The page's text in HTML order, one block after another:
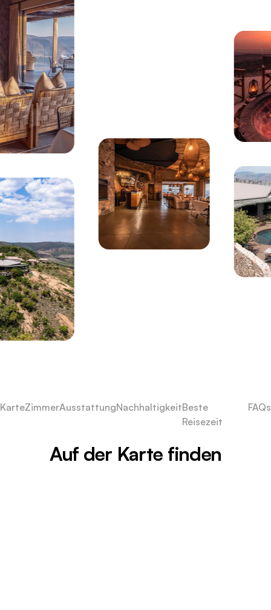
KarteZimmerAusstattungNachhaltigkeitBeste
Reisezeit
FAQs
Auf der Karte finden